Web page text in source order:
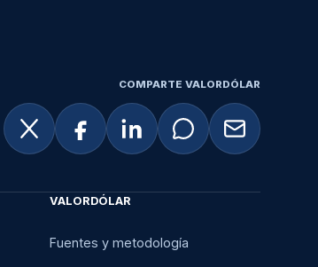
COMPARTE VALORDÓLAR
VALORDÓLAR
Fuentes y metodología